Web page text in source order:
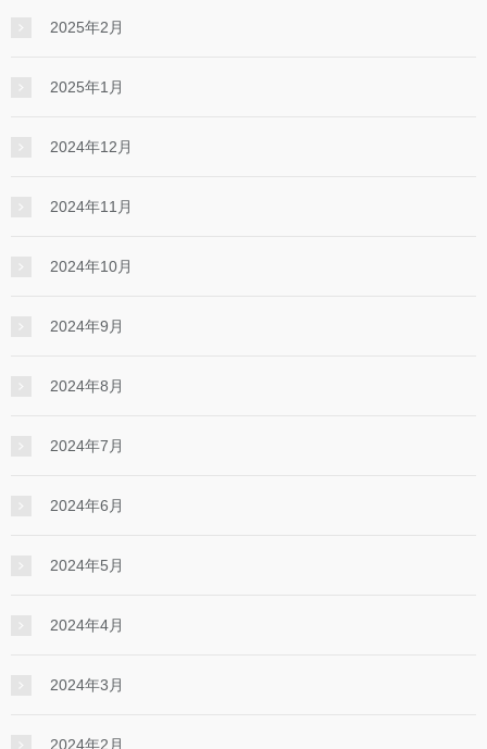
2025年2月
2025年1月
2024年12月
2024年11月
2024年10月
2024年9月
2024年8月
2024年7月
2024年6月
2024年5月
2024年4月
2024年3月
2024年2月